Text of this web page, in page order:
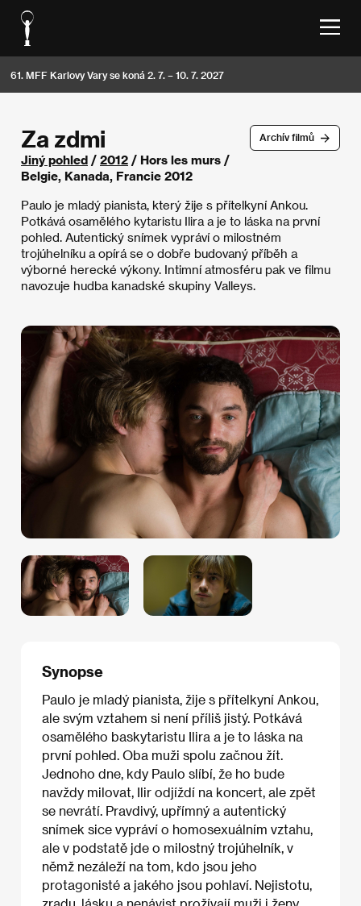
61. MFF Karlovy Vary se koná 2. 7. – 10. 7. 2027
Archív filmů
Za zdmi
Jiný pohled / 2012 / Hors les murs /
Belgie, Kanada, Francie 2012
Paulo je mladý pianista, který žije s přítelkyní Ankou.
Potkává osamělého kytaristu Ilira a je to láska na první
pohled. Autentický snímek vypráví o milostném
trojúhelníku a opírá se o dobře budovaný příběh a
výborné herecké výkony. Intimní atmosféru pak ve filmu
navozuje hudba kanadské skupiny Valleys.
Synopse
Paulo je mladý pianista, žije s přítelkyní Ankou,
ale svým vztahem si není příliš jistý. Potkává
osamělého baskytaristu Ilira a je to láska na
první pohled. Oba muži spolu začnou žít.
Jednoho dne, kdy Paulo slíbí, že ho bude
navždy milovat, Ilir odjíždí na koncert, ale zpět
se nevrátí. Pravdivý, upřímný a autentický
snímek sice vypráví o homosexuálním vztahu,
ale v podstatě jde o milostný trojúhelník, v
němž nezáleží na tom, kdo jsou jeho
protagonisté a jakého jsou pohlaví. Nejistotu,